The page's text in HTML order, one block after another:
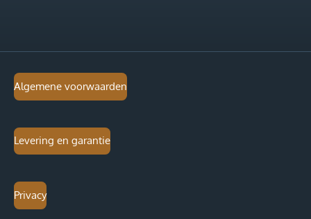
Algemene voorwaarden
Levering en garantie
Privacy